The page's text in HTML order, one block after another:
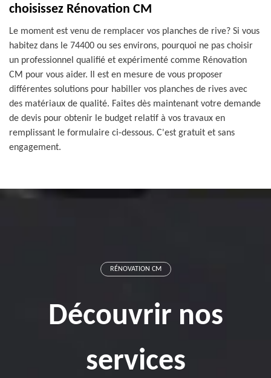
choisissez Rénovation CM
Le moment est venu de remplacer vos planches de rive? Si vous
habitez dans le 74400 ou ses environs, pourquoi ne pas choisir
un professionnel qualifié et expérimenté comme Rénovation
CM pour vous aider. Il est en mesure de vous proposer
différentes solutions pour habiller vos planches de rives avec
des matériaux de qualité. Faites dès maintenant votre demande
de devis pour obtenir le budget relatif à vos travaux en
remplissant le formulaire ci-dessous. C'est gratuit et sans
engagement.
RÉNOVATION CM
Découvrir nos
services